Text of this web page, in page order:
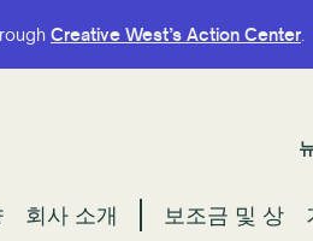
Creative West’s Action Center.
회사 소개 보조금 및 상
Creative West’s Action Center.
회사 소개 보조금 및 상